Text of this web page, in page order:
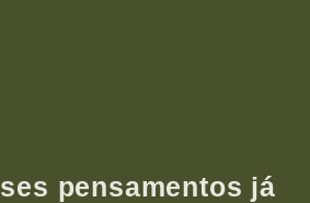
pensamentos já